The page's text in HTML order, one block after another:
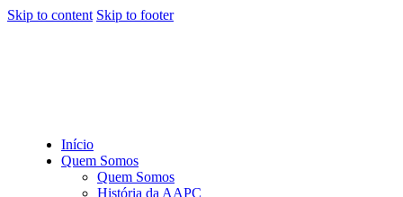
Skip to content Skip to footer
Início
Quem Somos
Quem Somos
História da AAPC